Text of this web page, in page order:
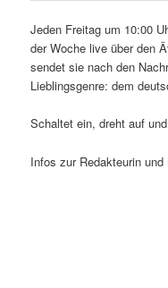
Jeden Freitag um 10:00
der Woche live über den
sendet sie nach den
Lieblingsgenre: dem
Schaltet ein, dreht auf
Infos zur Redakteurin und